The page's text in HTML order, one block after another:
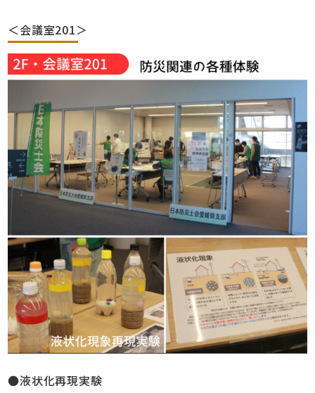
＜会議室201＞
●液状化再現実験